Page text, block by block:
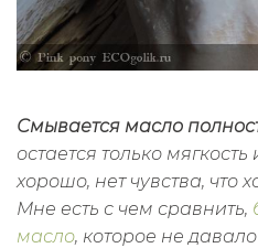
Смывается масло
остается только
хорошо, нет чувства, что
Мне есть с чем сравнить,
масло, которое не давало